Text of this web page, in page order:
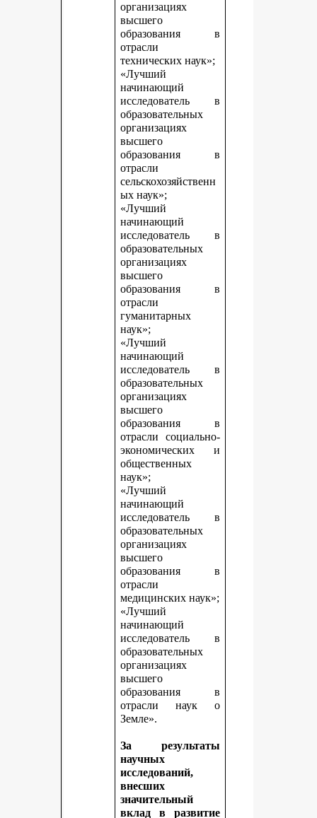
организациях
высшего
образования в
отрасли
технических наук»;
«Лучший
начинающий
исследователь в
образовательных
организациях
высшего
образования в
отрасли
сельскохозяйственн
ых наук»;
«Лучший
начинающий
исследователь в
образовательных
организациях
высшего
образования в
отрасли
гуманитарных
наук»;
«Лучший
начинающий
исследователь в
образовательных
организациях
высшего
образования в
отрасли социально-
экономических и
общественных
наук»;
«Лучший
начинающий
исследователь в
образовательных
организациях
высшего
образования в
отрасли
медицинских наук»;
«Лучший
начинающий
исследователь в
образовательных
организациях
высшего
образования в
отрасли наук о
Земле».
За результаты
научных
исследований,
внесших
значительный
вклад в развитие